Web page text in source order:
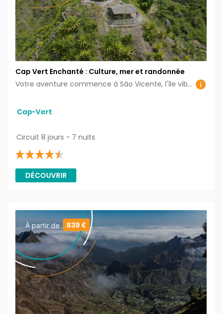
Cap Vert Enchanté : Culture, mer et randonnée
Votre aventure commence à São Vicente, l'île vibrante au cœur de la culture capverdienne. Plongez dans l'effervescence de Mindelo, la ville animée réputée pour ses marchés colorés, ses musées fascinants et son atmosphère musicale envoûtante. Explorez les ruelles historiques où résonnent les rythmes du funana et de la morna, et goûtez aux saveurs locales dans les restaurants pittoresques. Vous partez en directio de Santo Antão, un paradis montagneux réputé pour ses paysages spectaculaires et ses sentiers de randonnée pittoresques. Explorez les vallées verdoyantes, les villages isolés et les sommets panoramiques. Rencontrez les habitants chaleureux, découvrez leurs traditions et partagez des moments authentiques de la vie locale. Les nuits seront passées dans des auberges charmantes, vous permettant de vous immerger complètement dans la vie insulaire.
Cap-Vert
Circuit 8 jours - 7 nuits
DÉCOUVRIR
À partir de 839 €